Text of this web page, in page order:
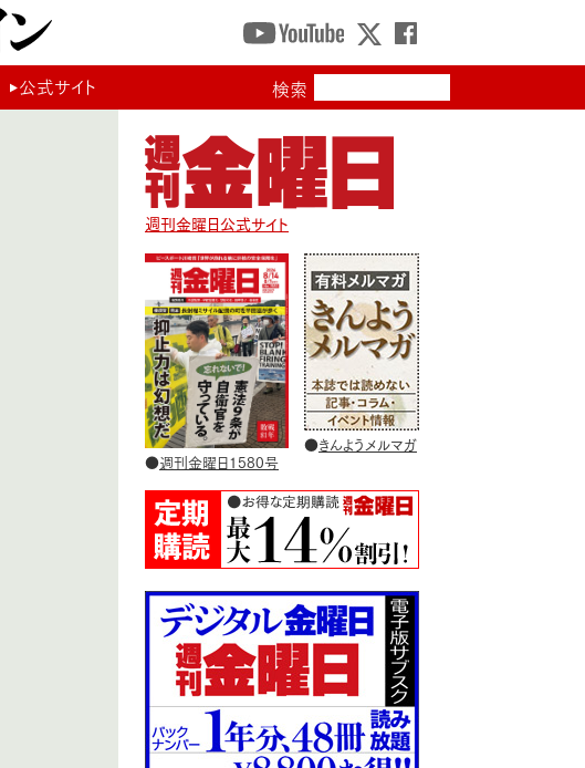
公式サイト 検索
週刊金曜日公式サイト
●週刊金曜日1580号
●きんようメルマガ